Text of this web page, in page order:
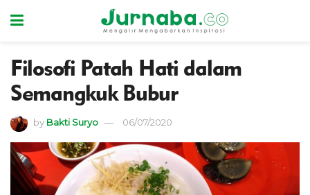
Filosofi Patah Hati dalam
Semangkuk Bubur
by Bakti Suryo 06/07/2020